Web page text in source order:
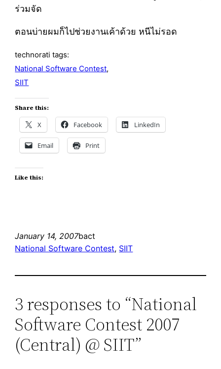
ร่วมจัด
ตอนบ่ายผมก็ไปช่วยงานเค้าด้วย หนีไม่รอด
technorati tags:
National Software Contest,
SIIT
Share this:
X Facebook LinkedIn
Email Print
Like this:
January 14, 2007bact
National Software Contest, SIIT
3 responses to “National
Software Contest 2007
(Central) @ SIIT”